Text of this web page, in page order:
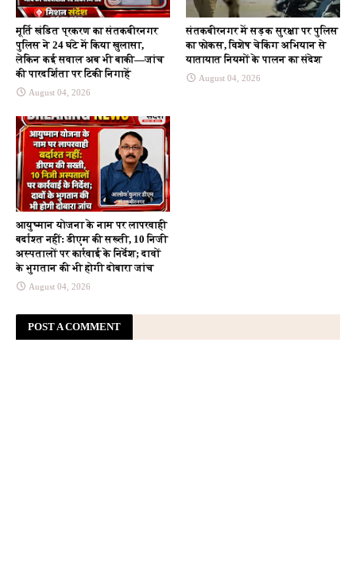
मूर्ति खंडित प्रकरण का संतकबीरनगर
पुलिस ने 24 घंटे में किया खुलासा,
लेकिन कई सवाल अब भी बाकी—जांच
की पारदर्शिता पर टिकी निगाहें
August 04, 2026
संतकबीरनगर में सड़क सुरक्षा पर पुलिस
का फोकस, विशेष चेकिंग अभियान से
यातायात नियमों के पालन का संदेश
August 04, 2026
आयुष्मान योजना के नाम पर लापरवाही
बर्दाश्त नहीं: डीएम की सख्ती, 10 निजी
अस्पतालों पर कार्रवाई के निर्देश; दावों
के भुगतान की भी होगी दोबारा जांच
August 04, 2026
POST A COMMENT